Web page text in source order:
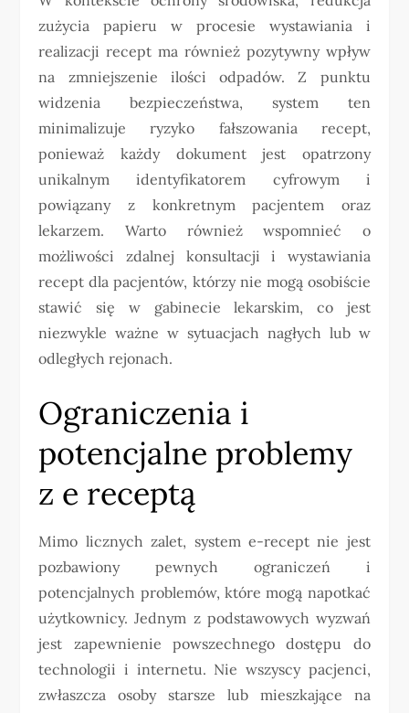
zużycia papieru w procesie wystawiania i
realizacji recept ma również pozytywny wpływ
na zmniejszenie ilości odpadów. Z punktu
widzenia bezpieczeństwa, system ten
minimalizuje ryzyko fałszowania recept,
ponieważ każdy dokument jest opatrzony
unikalnym identyfikatorem cyfrowym i
powiązany z konkretnym pacjentem oraz
lekarzem. Warto również wspomnieć o
możliwości zdalnej konsultacji i wystawiania
recept dla pacjentów, którzy nie mogą osobiście
stawić się w gabinecie lekarskim, co jest
niezwykle ważne w sytuacjach nagłych lub w
odległych rejonach.
Ograniczenia i
potencjalne problemy
z e receptą
Mimo licznych zalet, system e-recept nie jest
pozbawiony pewnych ograniczeń i
potencjalnych problemów, które mogą napotkać
użytkownicy. Jednym z podstawowych wyzwań
jest zapewnienie powszechnego dostępu do
technologii i internetu. Nie wszyscy pacjenci,
zwłaszcza osoby starsze lub mieszkające na